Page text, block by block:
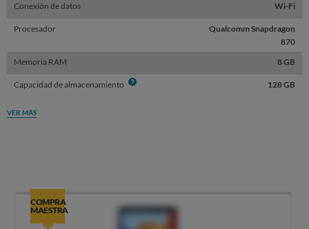
Conexión de datos Wi-Fi
Procesador
Qualcomm Snapdragon
870
Memoria RAM
8 GB
Capacidad de almacenamiento Info 128 GB
VER MÁS
COMPRA
MAESTRA